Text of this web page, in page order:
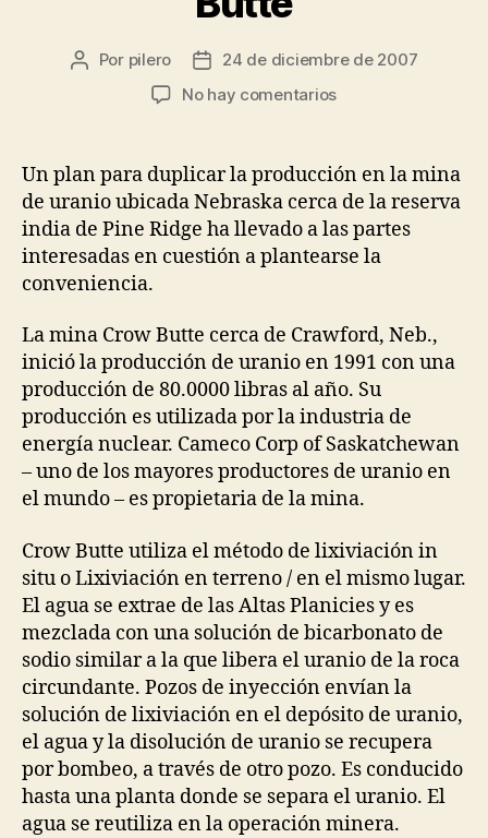
Autor
Por pilero
Fecha
de
24 de diciembre de 2007
No hay comentariosen
Ridge
su
plan
para
Crow
Butte
Un plan para duplicar la producción en la mina
de uranio ubicada Nebraska cerca de la reserva
india de Pine Ridge ha llevado a las partes
interesadas en cuestión a plantearse la
conveniencia.
La mina Crow Butte cerca de Crawford, Neb.,
inició la producción de uranio en 1991 con una
producción de 80.0000 libras al año. Su
producción es utilizada por la industria de
energía nuclear. Cameco Corp of Saskatchewan
– uno de los mayores productores de uranio en
el mundo – es propietaria de la mina.
Crow Butte utiliza el método de lixiviación in
situ o Lixiviación en terreno / en el mismo lugar.
El agua se extrae de las Altas Planicies y es
mezclada con una solución de bicarbonato de
sodio similar a la que libera el uranio de la roca
circundante. Pozos de inyección envían la
solución de lixiviación en el depósito de uranio,
el agua y la disolución de uranio se recupera
por bombeo, a través de otro pozo. Es conducido
hasta una planta donde se separa el uranio. El
agua se reutiliza en la operación minera.